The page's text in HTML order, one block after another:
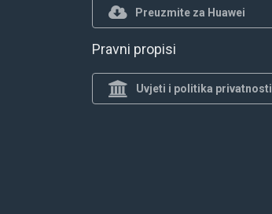
Preuzmite za Huawei
Pravni propisi
Uvjeti i politika privatnosti